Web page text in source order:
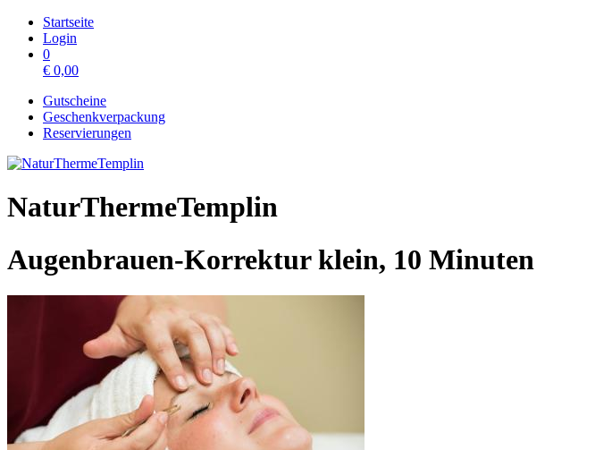
Startseite
Login
0
€ 0,00
Gutscheine
Geschenkverpackung
Reservierungen
NaturThermeTemplin
Augenbrauen-Korrektur klein, 10 Minuten